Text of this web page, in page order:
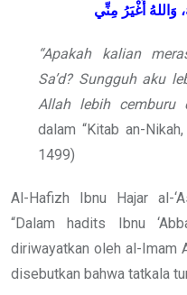
وَاللهُ أَغْيَرُ مِنِّي
“Apakah kalian
Sa’d? Sungguh aku
Allah lebih cemburu
dalam “Kitab an-
1499)
Al-Hafizh Ibnu Hajar al-
“Dalam hadits Ibnu
diriwayatkan oleh al-Imam
disebutkan bahwa tatkala